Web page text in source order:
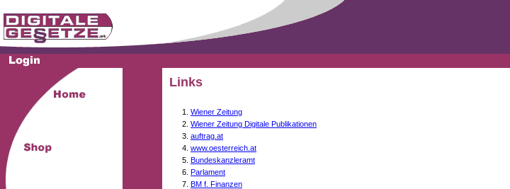
Links
Wiener Zeitung
Wiener Zeitung Digitale Publikationen
auftrag.at
www.oesterreich.at
Bundeskanzleramt
Parlament
BM f. Finanzen